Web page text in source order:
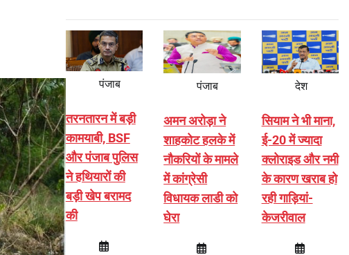
पंजाब
तरनतारन में बड़ी
कामयाबी, BSF
और पंजाब पुलिस
ने हथियारों की
बड़ी खेप बरामद
की
पंजाब
अमन अरोड़ा ने
शाहकोट हलके में
नौकरियों के मामले
में कांग्रेसी
विधायक लाडी को
घेरा
देश
सियाम ने भी माना,
ई-20 में ज्यादा
क्लोराइड और नमी
के कारण खराब हो
रही गाड़ियां-
केजरीवाल